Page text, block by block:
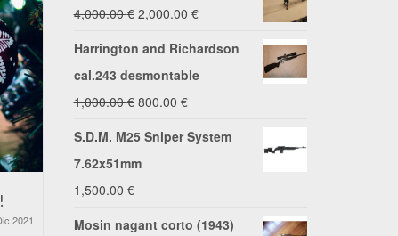
2021
Os deseamos unas Felices
Fiestas
4,000.00€ El
precio
2,000.00 €El
precio
Harrington and Richardson
cal.243 desmontable
1,000.00€ El
precio
800.00 €El
precio
S.D.M. M25 Sniper System
7.62x51mm
1,500.00 €
Mosin nagant corto (1943)